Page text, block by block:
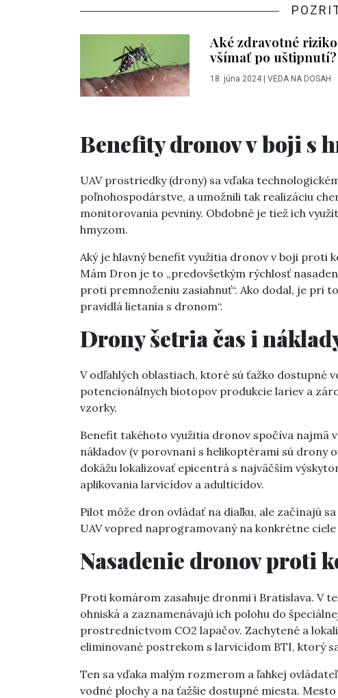
Aké zdravotné
všímať po uštipnutí?
18. júna 2024| VEDA NA DOSAH
Benefity dronov v boji s
UAV prostriedky (drony) sa vďaka
poľnohospodárstve, a umožnili tak realizáciu
monitorovania pevniny. Obdobné je tiež ich
hmyzom.
Aký je hlavný benefit využitia dronov v boji proti
Mám Dron je to „predovšetkým rýchlosť
proti premnoženiu zasiahnuť“. Ako dodal, je pri
pravidlá lietania s dronom“.
Drony šetria čas i
V odľahlých oblastiach, ktoré sú ťažko dostupné
potencionálnych biotopov produkcie lariev a
vzorky.
Benefit takéhoto využitia dronov spočíva najmä
nákladov (v porovnaní s helikoptérami sú drony
dokážu lokalizovať epicentrá s najväčším
aplikovania larvicídov a adulticídov.
Pilot môže dron ovládať na diaľku, ale začínajú
UAV vopred naprogramovaný na konkrétne ciele
Nasadenie dronov proti
Proti komárom zasahuje dronmi i Bratislava. V
ohniská a zaznamenávajú ich polohu do
prostredníctvom CO2 lapačov. Zachytené a
eliminované postrekom s larvicídom BTI, ktorý
Ten sa vďaka malým rozmerom a ľahkej
vodné plochy a na ťažšie dostupné miesta.